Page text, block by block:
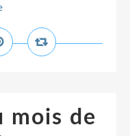
mois de